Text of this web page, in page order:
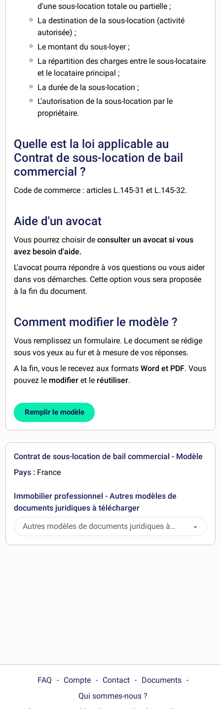
d'une sous-location totale ou partielle ;
La destination de la sous-location (activité
autorisée) ;
Le montant du sous-loyer ;
La répartition des charges entre le sous-locataire
et le locataire principal ;
La durée de la sous-location ;
L'autorisation de la sous-location par le
propriétaire.
Quelle est la loi applicable au
Contrat de sous-location de bail
commercial ?
Code de commerce : articles L.145-31 et L.145-32.
Aide d'un avocat
Vous pourrez choisir deconsulter un avocat si vous
avez besoin d'aide.
L'avocat pourra répondre à vos questions ou vous aider
dans vos démarches. Cette option vous sera proposée
à la fin du document.
Comment modifier le modèle ?
Vous remplissez un formulaire. Le document se rédige
sous vos yeux au fur et à mesure de vos réponses.
A la fin, vous le recevez aux formatsWord et PDF. Vous
pouvez le modifier et le réutiliser.
Remplir le modèle
Contrat de sous-location de bail commercial - Modèle
Pays : France
Immobilier professionnel - Autres modèles de
documents juridiques à télécharger
Autres modèles de documents juridiques à
télécharger
FAQ Compte Contact
Documents
Qui sommes-nous ?